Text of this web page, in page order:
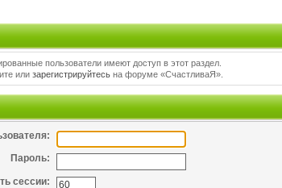
пользователи имеют доступ в этот раздел.
или зарегистрируйтесь на форуме «СчастливаЯ».
Пароль:
сессии: